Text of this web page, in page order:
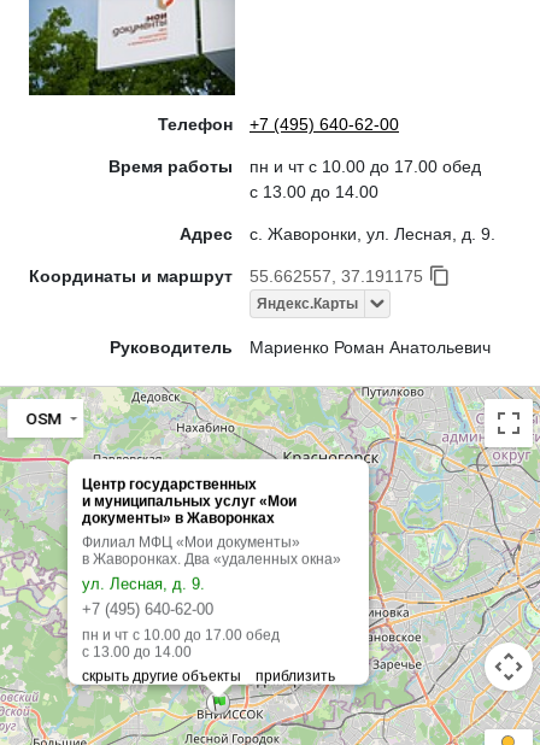
Телефон +7 (495) 640-62-00
Время работы
пн и чт с 10.00 до 17.00 обед
с 13.00 до 14.00
Адрес с. Жаворонки, ул. Лесная, д. 9.
Координаты и маршрут 55.662557, 37.191175
Яндекс.Карты
Руководитель Мариенко Роман Анатольевич
Центр государственных
и муниципальных услуг «Мои
документы» в Жаворонках
Филиал МФЦ «Мои документы»
в Жаворонках. Два «удаленных окна»
ул. Лесная, д. 9.
+7 (495) 640-62-00
пн и чт с 10.00 до 17.00 обед
с 13.00 до 14.00
OSM